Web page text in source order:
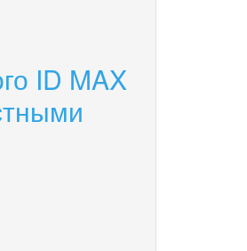
ID MAX